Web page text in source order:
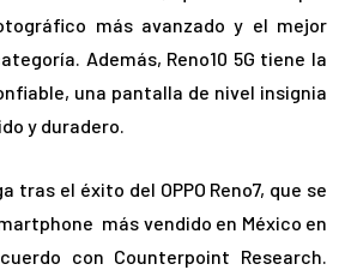
más avanzado y el mejor
Además, Reno10 5G tiene la
una pantalla de nivel insignia
y duradero.
tras el éxito del OPPO Reno7, que se
más vendido en México en
con Counterpoint Research.